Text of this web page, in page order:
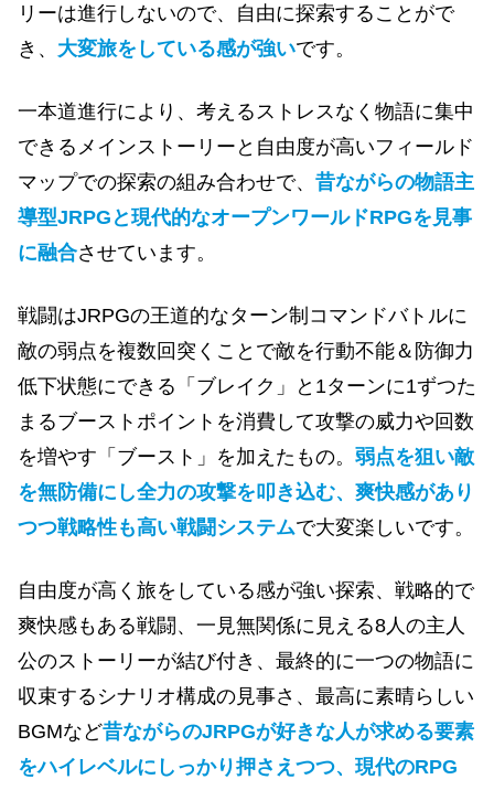
リーは進行しないので、自由に探索することがで
き、 大変旅をしている感が強いです。
一本道進行により、考えるストレスなく物語に集中
できるメインストーリーと自由度が高いフィールド
マップでの探索の組み合わせで、 昔ながらの物語主
導型JRPGと現代的なオープンワールドRPGを見事
に融合させています。
戦闘はJRPGの王道的なターン制コマンドバトルに
敵の弱点を複数回突くことで敵を行動不能＆防御力
低下状態にできる「ブレイク」と1ターンに1ずつた
まるブーストポイントを消費して攻撃の威力や回数
を増やす「ブースト」を加えたもの。 弱点を狙い敵
を無防備にし全力の攻撃を叩き込む、爽快感があり
つつ戦略性も高い戦闘システムで大変楽しいです。
自由度が高く旅をしている感が強い探索、戦略的で
爽快感もある戦闘、一見無関係に見える8人の主人
公のストーリーが結び付き、最終的に一つの物語に
収束するシナリオ構成の見事さ、最高に素晴らしい
BGMなど昔ながらのJRPGが好きな人が求める要素
をハイレベルにしっかり押さえつつ、現代のRPG